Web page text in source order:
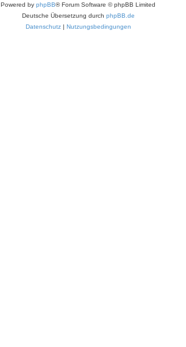
Powered by phpBB® Forum Software © phpBB Limited
Deutsche Übersetzung durch phpBB.de
Datenschutz| Nutzungsbedingungen